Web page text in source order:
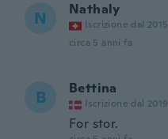
N Nathaly
Iscrizione dal 2015
circa 5 anni fa
B Bettina
Iscrizione dal 2019
For stor.